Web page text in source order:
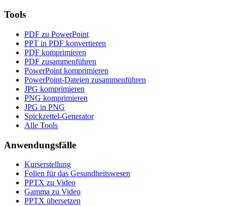
Tools
PDF zu PowerPoint
PPT in PDF konvertieren
PDF komprimieren
PDF zusammenführen
PowerPoint komprimieren
PowerPoint-Dateien zusammenführen
JPG komprimieren
PNG komprimieren
JPG in PNG
Spickzettel-Generator
Alle Tools
Anwendungsfälle
Kurserstellung
Folien für das Gesundheitswesen
PPTX zu Video
Gamma zu Video
PPTX übersetzen